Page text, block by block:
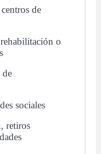
de
o
de
sociales
retiros